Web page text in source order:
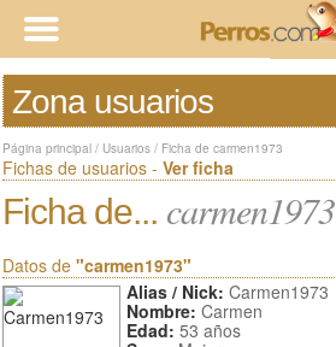
Zona usuarios
Página principal / Usuarios / Ficha de carmen1973
Fichas de usuarios - Ver ficha
Ficha de... carmen1973
Datos de "carmen1973"
Alias / Nick: Carmen1973
Nombre: Carmen
Edad: 53 años